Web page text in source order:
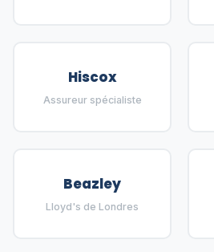
Hiscox
Assureur spécialiste
Beazley
Lloyd's de Londres